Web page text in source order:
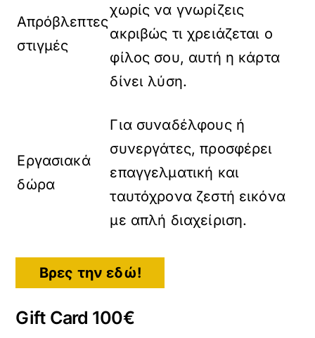
Απρόβλεπτες
στιγμές
χωρίς να γνωρίζεις
ακριβώς τι χρειάζεται ο
φίλος σου, αυτή η κάρτα
δίνει λύση.
Εργασιακά
δώρα
Για συναδέλφους ή
συνεργάτες, προσφέρει
επαγγελματική και
ταυτόχρονα ζεστή εικόνα
με απλή διαχείριση.
Βρες την εδώ!
Gift Card 100€